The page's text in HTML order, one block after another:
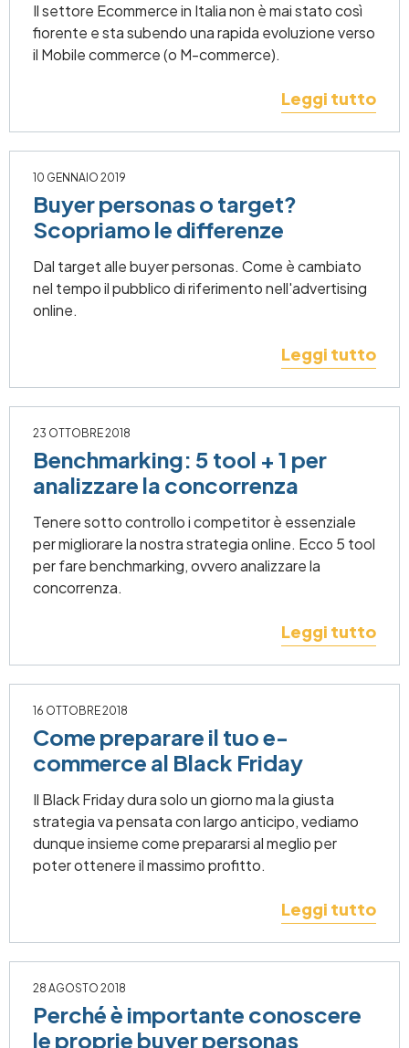
Il settore Ecommerce in Italia non è mai stato così
fiorente e sta subendo una rapida evoluzione verso
il Mobile commerce (o M-commerce).
Leggi tutto
10 GENNAIO 2019
Buyer personas o target?
Scopriamo le differenze
Dal target alle buyer personas. Come è cambiato
nel tempo il pubblico di riferimento nell'advertising
online.
Leggi tutto
23 OTTOBRE 2018
Benchmarking: 5 tool + 1 per
analizzare la concorrenza
Tenere sotto controllo i competitor è essenziale
per migliorare la nostra strategia online. Ecco 5 tool
per fare benchmarking, ovvero analizzare la
concorrenza.
Leggi tutto
16 OTTOBRE 2018
Come preparare il tuo e-
commerce al Black Friday
Il Black Friday dura solo un giorno ma la giusta
strategia va pensata con largo anticipo, vediamo
dunque insieme come prepararsi al meglio per
poter ottenere il massimo profitto.
Leggi tutto
28 AGOSTO 2018
Perché è importante conoscere
le proprie buyer personas